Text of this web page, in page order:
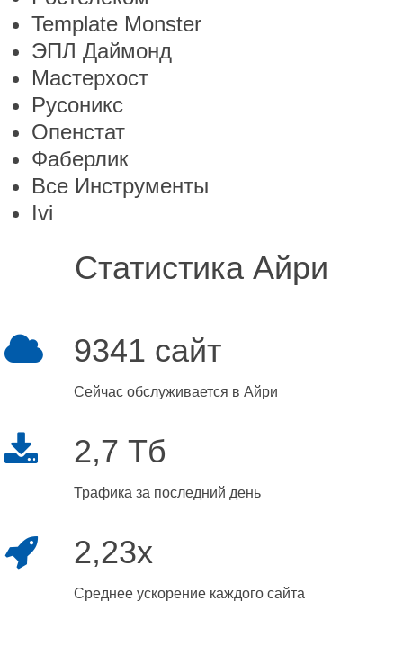
Template Monster
ЭПЛ Даймонд
Мастерхост
Русоникс
Опенстат
Фаберлик
Все Инструменты
Ivi
Статистика Айри
9341 сайт
Сейчас обслуживается в Айри
2,7 Тб
Трафика за последний день
2,23x
Среднее ускорение каждого сайта